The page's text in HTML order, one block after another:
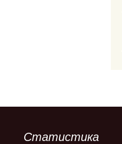
Статистика